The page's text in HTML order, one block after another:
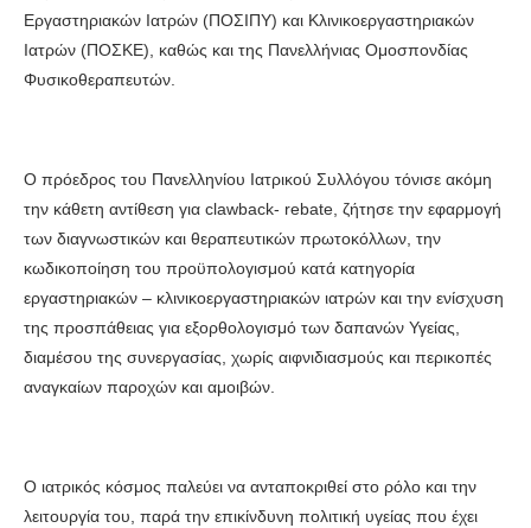
Εργαστηριακών Ιατρών (ΠΟΣΙΠΥ) και Κλινικοεργαστηριακών
Ιατρών (ΠΟΣΚΕ), καθώς και της Πανελλήνιας Ομοσπονδίας
Φυσικοθεραπευτών.
Ο πρόεδρος του Πανελληνίου Ιατρικού Συλλόγου τόνισε ακόμη
την κάθετη αντίθεση για clawback- rebate, ζήτησε την εφαρμογή
των διαγνωστικών και θεραπευτικών πρωτοκόλλων, την
κωδικοποίηση του προϋπολογισμού κατά κατηγορία
εργαστηριακών – κλινικοεργαστηριακών ιατρών και την ενίσχυση
της προσπάθειας για εξορθολογισμό των δαπανών Υγείας,
διαμέσου της συνεργασίας, χωρίς αιφνιδιασμούς και περικοπές
αναγκαίων παροχών και αμοιβών.
Ο ιατρικός κόσμος παλεύει να ανταποκριθεί στο ρόλο και την
λειτουργία του, παρά την επικίνδυνη πολιτική υγείας που έχει